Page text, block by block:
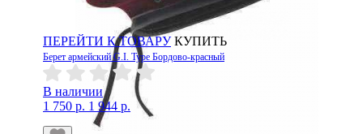
ПЕРЕЙТИ К ТОВАРУ КУПИТЬ
Берет армейский G.I. Type Бордово-красный
В наличии
1 750 р. 1 944 р.